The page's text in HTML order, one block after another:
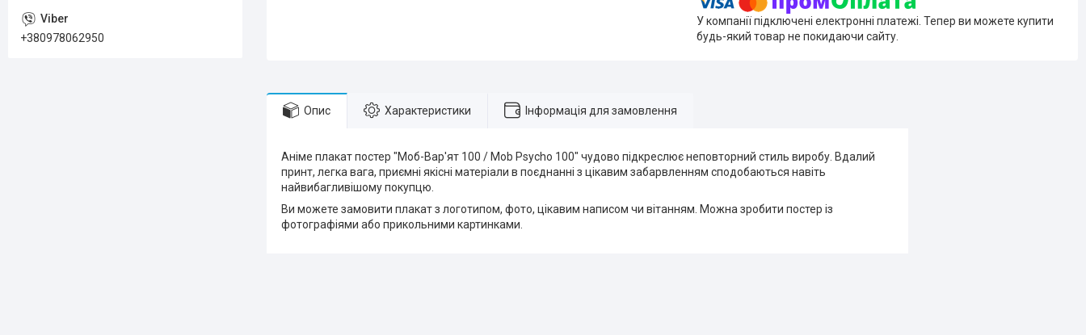
У компанії підключені електронні платежі. Тепер ви можете купити
будь-який товар не покидаючи сайту.
Опис Характеристики Інформація для замовлення
Аніме плакат постер "Моб-Вар'ят 100 / Mob Psycho 100" чудово підкреслює неповторний стиль виробу. Вдалий
принт, легка вага, приємні якісні матеріали в поєднанні з цікавим забарвленням сподобаються навіть
найвибагливішому покупцю.
Ви можете замовити плакат з логотипом, фото, цікавим написом чи вітанням. Можна зробити постер із
фотографіями або прикольними картинками.
+380978062950